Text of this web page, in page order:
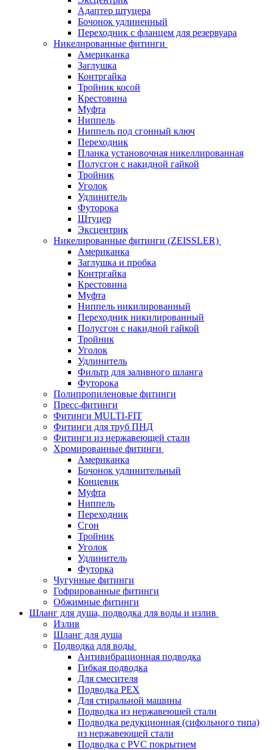
Адаптер штуцера
Бочонок удлиненный
Переходник с фланцем для резервуара
Никелированные фитинги
Американка
Заглушка
Контргайка
Тройник косой
Крестовина
Муфта
Ниппель
Ниппель под сгонный ключ
Переходник
Планка установочная никеллированная
Полусгон с накидной гайкой
Тройник
Уголок
Удлинитель
Футорока
Штуцер
Эксцентрик
Никелированные фитинги (ZEISSLER)
Американка
Заглушка и пробка
Контргайка
Крестовина
Муфта
Ниппель никилированный
Переходник никилированный
Полусгон с накидной гайкой
Тройник
Уголок
Удлинитель
Фильтр для заливного шланга
Футорока
Полипропиленовые фитинги
Пресс-фитинги
Фитинги MULTI-FIT
Фитинги для труб ПНД
Фитинги из нержавеющей стали
Хромированные фитинги
Американка
Бочонок удлинительный
Концевик
Муфта
Ниппель
Переходник
Сгон
Тройник
Уголок
Удлинитель
Футорка
Чугунные фитинги
Гофрированные фитинги
Обжимные фитинги
Шланг для душа, подводка для воды и излив
Излив
Шланг для душа
Подводка для воды
Антивибрационная подводка
Гибкая подводка
Для смесителя
Подводка PEX
Для стиральной машины
Подводка из нержавеющей стали
Подводка редукционная (сифольного типа)
из нержавеющей стали
Подводка с PVC покрытием